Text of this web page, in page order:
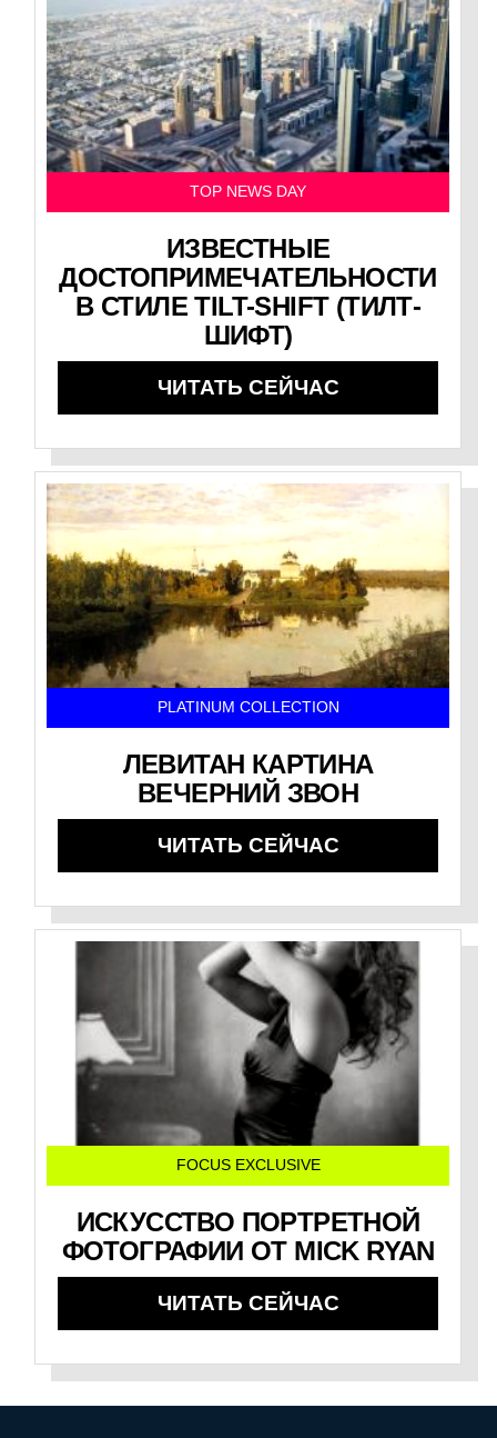
TOP NEWS DAY
ИЗВЕСТНЫЕ
ДОСТОПРИМЕЧАТЕЛЬНОСТИ
В СТИЛЕ TILT-SHIFT (ТИЛТ-
ШИФТ)
ЧИТАТЬ СЕЙЧАС
PLATINUM COLLECTION
ЛЕВИТАН КАРТИНА
ВЕЧЕРНИЙ ЗВОН
ЧИТАТЬ СЕЙЧАС
FOCUS EXCLUSIVE
ИСКУССТВО ПОРТРЕТНОЙ
ФОТОГРАФИИ ОТ MICK RYAN
ЧИТАТЬ СЕЙЧАС